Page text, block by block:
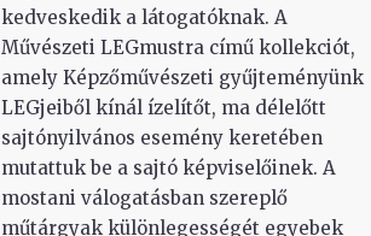
kedveskedik a látogatóknak. A
Művészeti LEGmustra című kollekciót,
amely Képzőművészeti gyűjteményünk
LEGjeiből kínál ízelítőt, ma délelőtt
sajtónyilvános esemény keretében
mutattuk be a sajtó képviselőinek. A
mostani válogatásban szereplő
műtárgyak különlegességét egyebek